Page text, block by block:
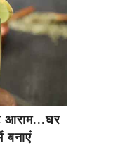
आराम...घर
बनाएं